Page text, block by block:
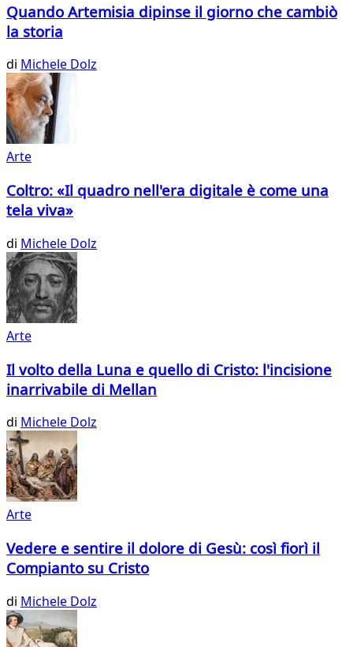
Quando Artemisia dipinse il giorno che cambiò
la storia
di Michele Dolz
Arte
Coltro: «Il quadro nell'era digitale è come una
tela viva»
di Michele Dolz
Arte
Il volto della Luna e quello di Cristo: l'incisione
inarrivabile di Mellan
di Michele Dolz
Arte
Vedere e sentire il dolore di Gesù: così fiorì il
Compianto su Cristo
di Michele Dolz